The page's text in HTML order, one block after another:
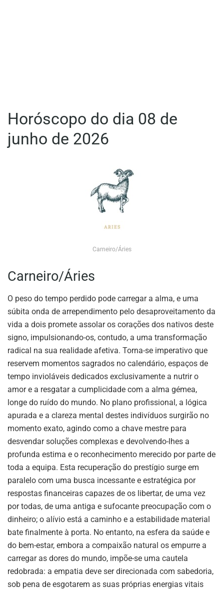
Horóscopo do dia 08 de
junho de 2026
Carneiro/Áries
Carneiro/Áries
O peso do tempo perdido pode carregar a alma, e uma
súbita onda de arrependimento pelo desaproveitamento da
vida a dois promete assolar os corações dos nativos deste
signo, impulsionando-os, contudo, a uma transformação
radical na sua realidade afetiva. Torna-se imperativo que
reservem momentos sagrados no calendário, espaços de
tempo invioláveis dedicados exclusivamente a nutrir o
amor e a resgatar a cumplicidade com a alma gémea,
longe do ruído do mundo. No plano profissional, a lógica
apurada e a clareza mental destes indivíduos surgirão no
momento exato, agindo como a chave mestre para
desvendar soluções complexas e devolvendo-lhes a
profunda estima e o reconhecimento merecido por parte de
toda a equipa. Esta recuperação do prestígio surge em
paralelo com uma busca incessante e estratégica por
respostas financeiras capazes de os libertar, de uma vez
por todas, de uma antiga e sufocante preocupação com o
dinheiro; o alívio está a caminho e a estabilidade material
bate finalmente à porta. No entanto, na esfera da saúde e
do bem-estar, embora a compaixão natural os empurre a
carregar as dores do mundo, impõe-se uma cautela
redobrada: a empatia deve ser direcionada com sabedoria,
sob pena de esgotarem as suas próprias energias vitais